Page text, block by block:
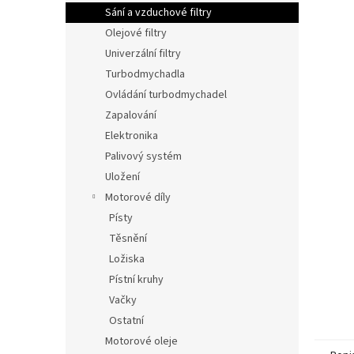
n
e
Sání a vzduchové filtry
Olejové filtry
Univerzální filtry
Turbodmychadla
Ovládání turbodmychadel
Zapalování
Elektronika
Palivový systém
Uložení
Motorové díly
Písty
Těsnění
Ložiska
Pístní kruhy
Vačky
Ostatní
Motorové oleje